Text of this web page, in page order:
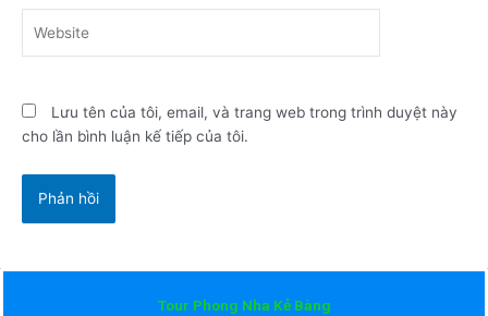
Lưu tên của tôi, email, và trang web trong trình duyệt này
cho lần bình luận kế tiếp của tôi.
Tour Phong Nha Kẻ Bàng